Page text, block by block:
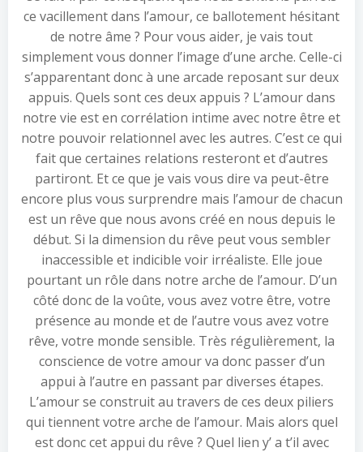
ce vacillement dans l’amour, ce ballotement hésitant
de notre âme ? Pour vous aider, je vais tout
simplement vous donner l’image d’une arche. Celle-ci
s’apparentant donc à une arcade reposant sur deux
appuis. Quels sont ces deux appuis ? L’amour dans
notre vie est en corrélation intime avec notre être et
notre pouvoir relationnel avec les autres. C’est ce qui
fait que certaines relations resteront et d’autres
partiront. Et ce que je vais vous dire va peut-être
encore plus vous surprendre mais l’amour de chacun
est un rêve que nous avons créé en nous depuis le
début. Si la dimension du rêve peut vous sembler
inaccessible et indicible voir irréaliste. Elle joue
pourtant un rôle dans notre arche de l’amour. D’un
côté donc de la voûte, vous avez votre être, votre
présence au monde et de l’autre vous avez votre
rêve, votre monde sensible. Très régulièrement, la
conscience de votre amour va donc passer d’un
appui à l’autre en passant par diverses étapes.
L’amour se construit au travers de ces deux piliers
qui tiennent votre arche de l’amour. Mais alors quel
est donc cet appui du rêve ? Quel lien y’ a t’il avec